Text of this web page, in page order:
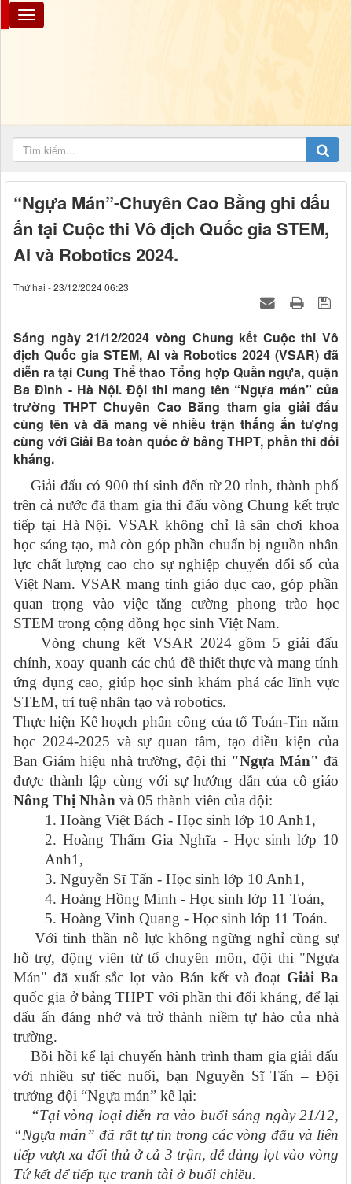
“Ngựa Mán”-Chuyên Cao Bằng ghi dấu
ấn tại Cuộc thi Vô địch Quốc gia STEM,
AI và Robotics 2024.
Thứ hai - 23/12/2024 06:23
Sáng ngày 21/12/2024 vòng Chung kết Cuộc thi Vô
địch Quốc gia STEM, AI và Robotics 2024 (VSAR) đã
diễn ra tại Cung Thể thao Tổng hợp Quần ngựa, quận
Ba Đình - Hà Nội. Đội thi mang tên “Ngựa mán” của
trường THPT Chuyên Cao Bằng tham gia giải đấu
cùng tên và đã mang về nhiều trận thắng ấn tượng
cùng với Giải Ba toàn quốc ở bảng THPT, phần thi đối
kháng.
Giải đấu có 900 thí sinh đến từ 20 tỉnh, thành phố
trên cả nước đã tham gia thi đấu vòng Chung kết trực
tiếp tại Hà Nội. VSAR không chỉ là sân chơi khoa
học sáng tạo, mà còn góp phần chuẩn bị nguồn nhân
lực chất lượng cao cho sự nghiệp chuyển đổi số của
Việt Nam. VSAR mang tính giáo dục cao, góp phần
quan trọng vào việc tăng cường phong trào học
STEM trong cộng đồng học sinh Việt Nam.
Vòng chung kết VSAR 2024 gồm 5 giải đấu
chính, xoay quanh các chủ đề thiết thực và mang tính
ứng dụng cao, giúp học sinh khám phá các lĩnh vực
STEM, trí tuệ nhân tạo và robotics.
Thực hiện Kế hoạch phân công của tổ Toán-Tin năm
học 2024-2025 và sự quan tâm, tạo điều kiện của
Ban Giám hiệu nhà trường, đội thi "Ngựa Mán" đã
được thành lập cùng với sự hướng dẫn của cô giáo
Nông Thị Nhàn và 05 thành viên của đội:
1. Hoàng Việt Bách - Học sinh lớp 10 Anh1,
2. Hoàng Thẩm Gia Nghĩa - Học sinh lớp 10
Anh1,
3. Nguyễn Sĩ Tấn - Học sinh lớp 10 Anh1,
4. Hoàng Hồng Minh - Học sinh lớp 11 Toán,
5. Hoàng Vinh Quang - Học sinh lớp 11 Toán.
Với tinh thần nỗ lực không ngừng nghỉ cùng sự
hỗ trợ, động viên từ tổ chuyên môn, đội thi "Ngựa
Mán" đã xuất sắc lọt vào Bán kết và đoạt Giải Ba
quốc gia ởbảng THPT với phần thi đối kháng, để lại
dấu ấn đáng nhớvà trở thành niềm tự hào của nhà
trường.
Bồi hồi kể lại chuyến hành trìnhtham gia giải đấu
với nhiều sự tiếc nuối, bạn Nguyễn Sĩ Tấn – Đội
trưởng đội “Ngựa mán” kể lại:
“Tại vòng loại diễn ra vào buổi sáng ngày 21/12,
“Ngựa mán” đã rất tự tin trong các vòng đấu và liên
tiếp vượt xa đối thủ ởcả 3 trận, dễ dàng lọt vào vòng
Tứ kết để tiếp tục tranh tài ở buổi chiều.